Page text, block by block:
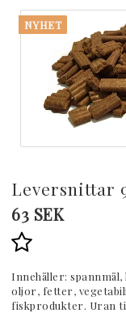
NYHET
Leversnittar
63 SEK
Lägg till i
Innehåller:
oljor, fetter,
fiskprodukter. Uran